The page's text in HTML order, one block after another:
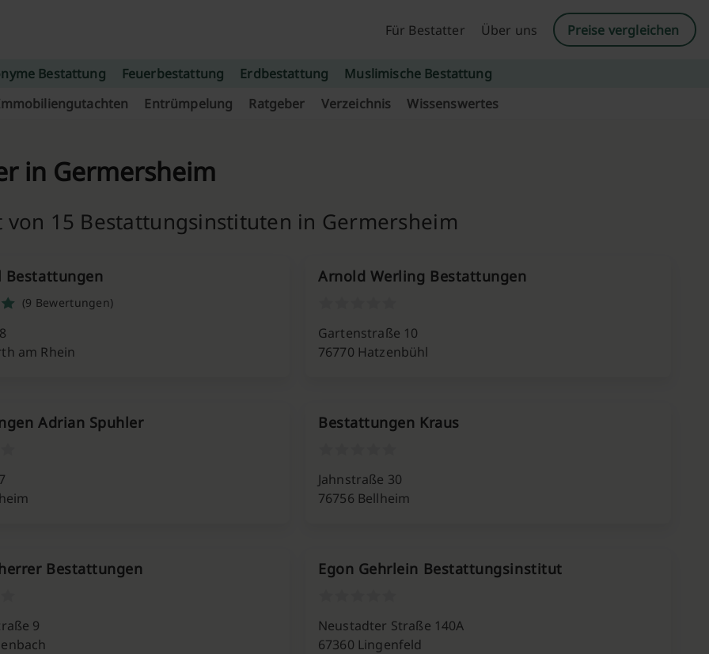
Für Bestatter
Über uns Preise vergleichen
Bestattung Feuerbestattung Erdbestattung
Muslimische Bestattung
Entrümpelung Ratgeber Verzeichnis Wissenswertes
in Germersheim
von 15 Bestattungsinstituten in Germersheim
Bestattungen
(9 Bewertungen)
am Rhein
Arnold Werling Bestattungen
Gartenstraße 10
76770 Hatzenbühl
Adrian Spuhler Bestattungen Kraus
Jahnstraße 30
76756 Bellheim
Bestattungen
9
Egon Gehrlein Bestattungsinstitut
Neustadter Straße 140A
67360 Lingenfeld